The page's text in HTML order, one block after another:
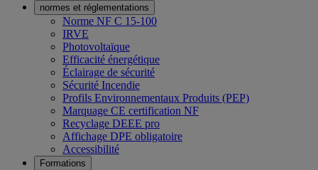
normes et réglementations
Norme NF C 15-100
IRVE
Photovoltaïque
Efficacité énergétique
Éclairage de sécurité
Sécurité Incendie
Profils Environnementaux Produits (PEP)
Marquage CE certification NF
Recyclage DEEE pro
Affichage DPE obligatoire
Accessibilité
Formations